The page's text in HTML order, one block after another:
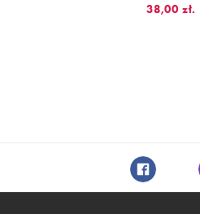
38,00 zł.
Facebook